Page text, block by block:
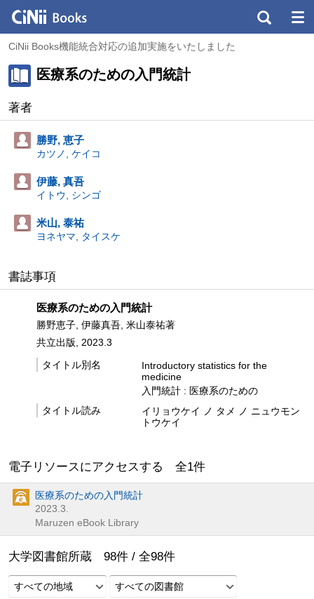
CiNii Books機能統合対応の追加実施をいたしました
医療系のための入門統計
著者
勝野, 恵子
カツノ, ケイコ
伊藤, 真吾
イトウ, シンゴ
米山, 泰祐
ヨネヤマ, タイスケ
書誌事項
医療系のための入門統計
勝野恵子, 伊藤真吾, 米山泰祐著
共立出版, 2023.3
タイトル別名
Introductory statistics for the
medicine
入門統計 : 医療系のための
タイトル読み
イリョウケイ ノ タメ ノ ニュウモン
トウケイ
電子リソースにアクセスする 全1件
医療系のための入門統計
2023.3.
Maruzen eBook Library
大学図書館所蔵 98件 / 全98件
すべての地域
すべての図書館